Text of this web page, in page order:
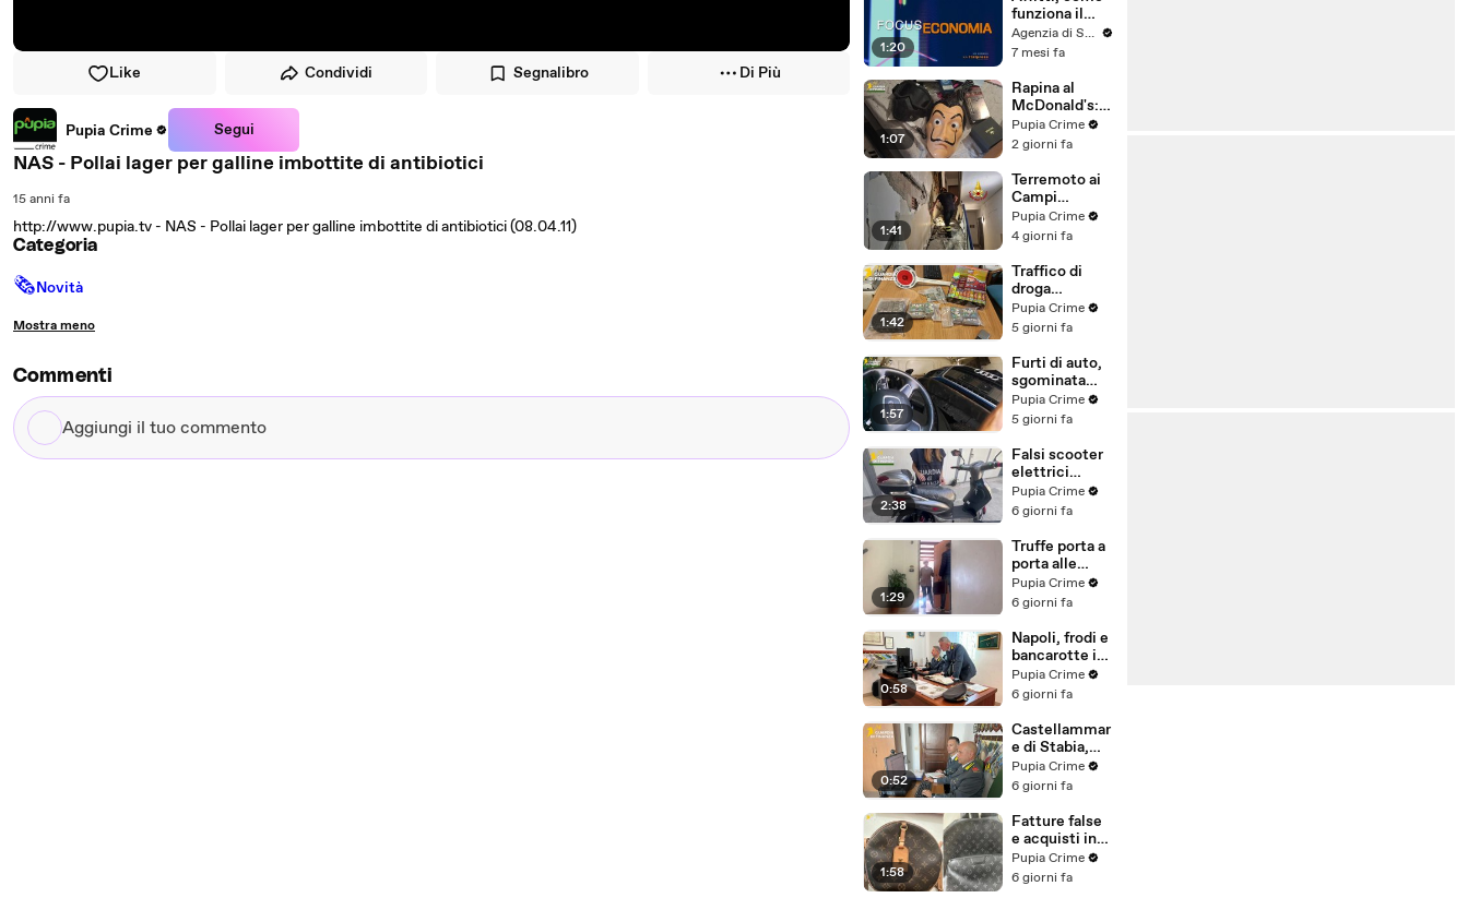
Like Condividi Segnalibro Di Più
Pupia Crime Segui
NAS - Pollai lager per galline imbottite di antibiotici
15 anni fa
http://www.pupia.tv - NAS - Pollai lager per galline imbottite di antibiotici (08.04.11)
Categoria
🗞Novità
Mostra meno
Commenti
Aggiungi
il
1:20
funziona il
canone
concordato
Agenzia di Stampa ITALPRESS
7 mesi fa
1:07
Rapina al
McDonald's:
cinque arresti,
due indagati
spaccio di
droga
(03.08.26)
Pupia Crime
2 giorni fa
1:41
Terremoto ai
Campi
Flegrei: 250
sfollati e 21
residenti
chiedono
certezze sul
futuro
(01.08.26)
Pupia Crime
4 giorni fa
1:42
Traffico di
droga
"ispirato" da
serie tv e trap:
(31.07.26)
Pupia Crime
5 giorni fa
1:57
Furti di auto,
sgominata
banda
specializzata:
(31.07.26)
Pupia Crime
5 giorni fa
2:38
Falsi scooter
elettrici
venduti come
e-bike:
5 milioni
(30.07.26)
Pupia Crime
6 giorni fa
1:29
Truffe porta a
porta alle
anziane: in 6 a
processo,
vittime in
tutta Italia
(30.07.26)
Pupia Crime
6 giorni fa
0:58
Napoli, frodi e
bancarotte in
commercio
vini:
7,8 milioni
(30.07.26)
Pupia Crime
6 giorni fa
0:52
Castellammar
e di Stabia,
evasione
fiscale:
beni per 1,6
milioni ad un
consorzio
navale
(29.07.26)
Pupia Crime
6 giorni fa
1:58
Fatture false
e acquisti in
nero, blitz
contro rete di
Pupia Crime
6 giorni fa